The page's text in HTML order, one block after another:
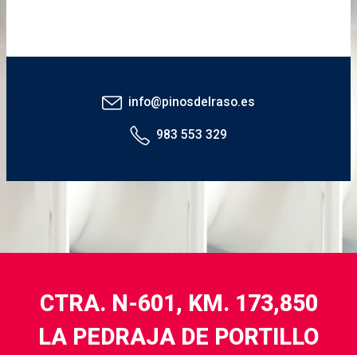
info@pinosdelraso.es
983 553 329
CTRA. N-601, KM. 173,850
LA PEDRAJA DE PORTILLO